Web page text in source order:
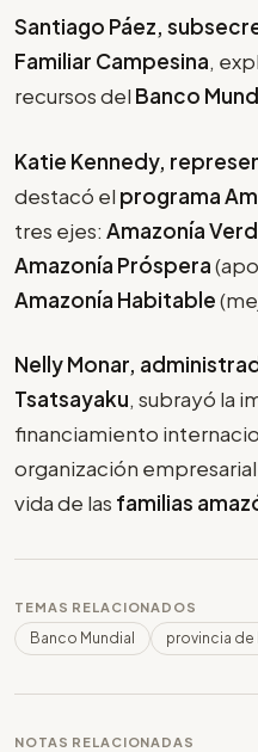
Santiago Páez,
Familiar Campesina,
recursos del Banco
Katie Kennedy,
destacó el programa
tres ejes: Amazonía
Amazonía Próspera
Amazonía Habitable
Nelly Monar,
Tsatsayaku, subrayó la
financiamiento
organización
vida de las familias
TEMAS RELACIONADOS
Banco Mundial provincia de
NOTAS RELACIONADAS